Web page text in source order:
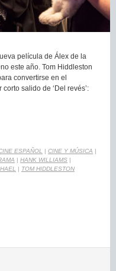
película de Álex de la
este año. Tom Hiddleston
convertirse en el
salido de ‘Del revés’:
ESPAÑOL CINE Y MÚSICA
HANK WILLIAMS
TOM HIDDLESTON